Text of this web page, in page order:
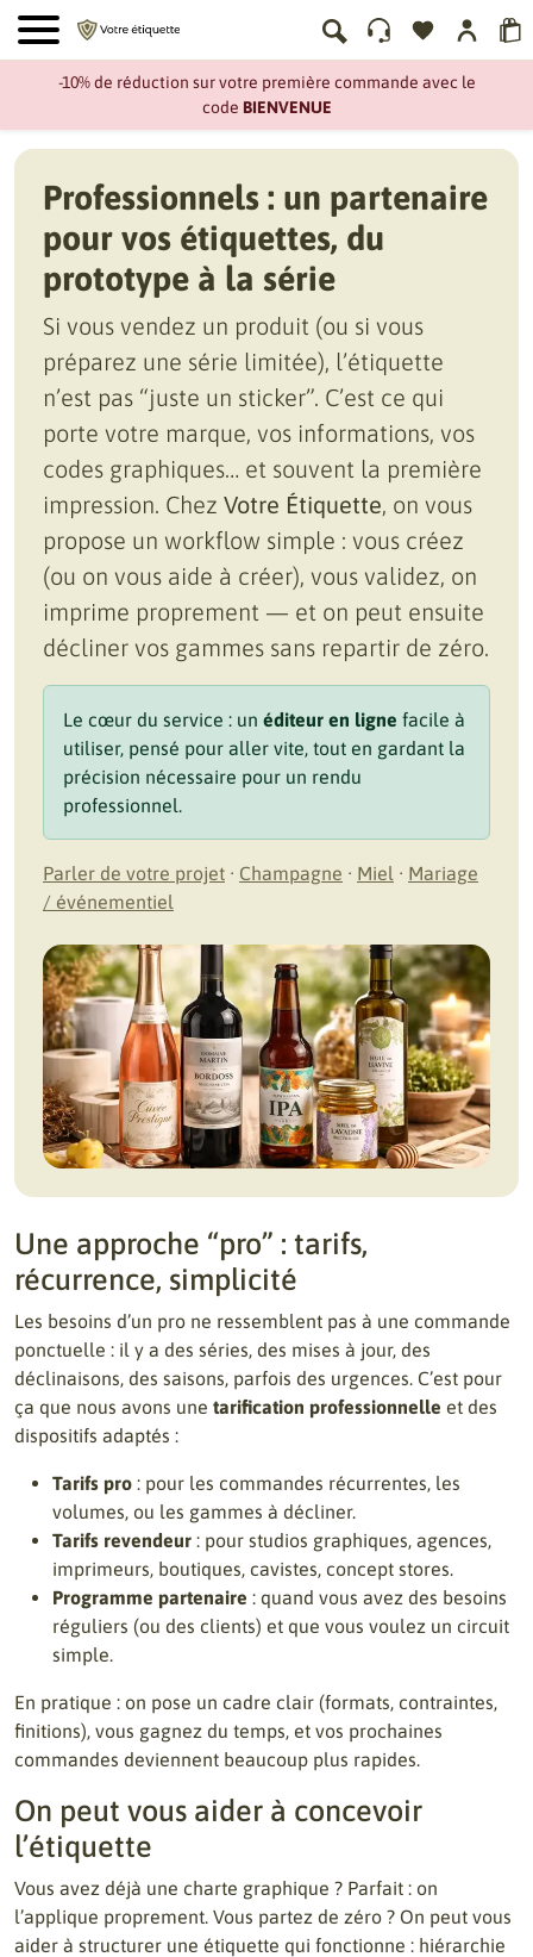
-10% de réduction sur votre première commande avec le
code BIENVENUE
Professionnels : un partenaire
pour vos étiquettes, du
prototype à la série
Si vous vendez un produit (ou si vous
préparez une série limitée), l’étiquette
n’est pas “juste un sticker”. C’est ce qui
porte votre marque, vos informations, vos
codes graphiques… et souvent la première
impression. Chez Votre Étiquette, on vous
propose un workflow simple : vous créez
(ou on vous aide à créer), vous validez, on
imprime proprement — et on peut ensuite
décliner vos gammes sans repartir de zéro.
Le cœur du service : un éditeur en ligne facile à
utiliser, pensé pour aller vite, tout en gardant la
précision nécessaire pour un rendu
professionnel.
Parler de votre projet · Champagne · Miel · Mariage
/ événementiel
Une approche “pro” : tarifs,
récurrence, simplicité
Les besoins d’un pro ne ressemblent pas à une commande
ponctuelle : il y a des séries, des mises à jour, des
déclinaisons, des saisons, parfois des urgences. C’est pour
ça que nous avons une tarification professionnelle et des
dispositifs adaptés :
Tarifs pro : pour les commandes récurrentes, les
volumes, ou les gammes à décliner.
Tarifs revendeur : pour studios graphiques, agences,
imprimeurs, boutiques, cavistes, concept stores.
Programme partenaire : quand vous avez des besoins
réguliers (ou des clients) et que vous voulez un circuit
simple.
En pratique : on pose un cadre clair (formats, contraintes,
finitions), vous gagnez du temps, et vos prochaines
commandes deviennent beaucoup plus rapides.
On peut vous aider à concevoir
l’étiquette
Vous avez déjà une charte graphique ? Parfait : on
l’applique proprement. Vous partez de zéro ? On peut vous
aider à structurer une étiquette qui fonctionne : hiérarchie